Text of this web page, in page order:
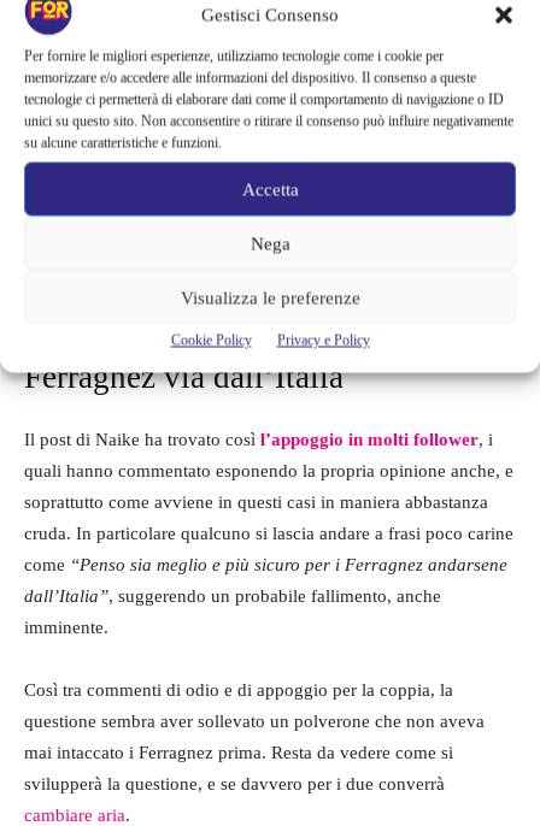
Gestisci Consenso
Per fornire le migliori esperienze, utilizziamo tecnologie come i cookie per
memorizzare e/o accedere alle informazioni del dispositivo. Il consenso a queste
tecnologie ci permetterà di elaborare dati come il comportamento di navigazione o ID
unici su questo sito. Non acconsentire o ritirare il consenso può influire negativamente
su alcune caratteristiche e funzioni.
Accetta
Nega
Visualizza le preferenze
Cookie Policy Privacy e Policy
Ferragnez via dall’Italia
Il post di Naike ha trovato così l’appoggio in molti follower, i
quali hanno commentato esponendo la propria opinione anche, e
soprattutto come avviene in questi casi in maniera abbastanza
cruda. In particolare qualcuno si lascia andare a frasi poco carine
come “Penso sia meglio e più sicuro per i Ferragnez andarsene
dall’Italia”, suggerendo un probabile fallimento, anche
imminente.
Così tra commenti di odio e di appoggio per la coppia, la
questione sembra aver sollevato un polverone che non aveva
mai intaccato i Ferragnez prima. Resta da vedere come si
svilupperà la questione, e se davvero per i due converrà
cambiare aria.